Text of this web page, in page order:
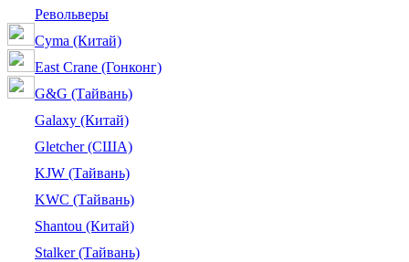
Револьверы
Cyma (Китай)
East Crane (Гонконг)
G&G (Тайвань)
Galaxy (Китай)
Gletcher (США)
KJW (Тайвань)
KWC (Тайвань)
Shantou (Китай)
Stalker (Тайвань)